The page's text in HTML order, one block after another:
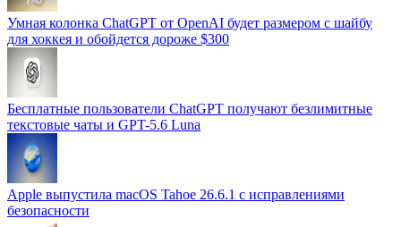
Умная колонка ChatGPT от OpenAI будет размером с шайбу
для хоккея и обойдется дороже $300
Бесплатные пользователи ChatGPT получают безлимитные
текстовые чаты и GPT-5.6 Luna
Apple выпустила macOS Tahoe 26.6.1 с исправлениями
безопасности